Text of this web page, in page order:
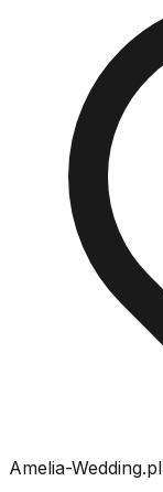
Amelia-Wedding.pl